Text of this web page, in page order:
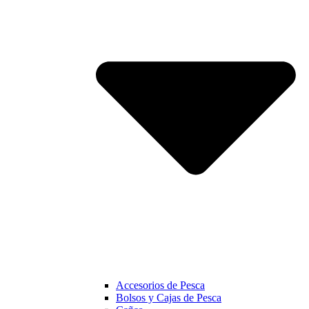
Accesorios de Pesca
Bolsos y Cajas de Pesca